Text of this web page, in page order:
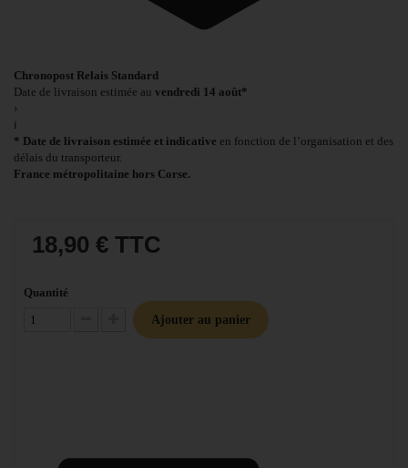
Chronopost Relais Standard
Date de livraison estimée au vendredi 14 août*
›
i
* Date de livraison estimée et indicative en fonction de l’organisation et des
délais du transporteur.
France métropolitaine hors Corse.
18,90 € TTC
Quantité
Diminuer la quantité
Augmenter la quantité
Ajouter au panier